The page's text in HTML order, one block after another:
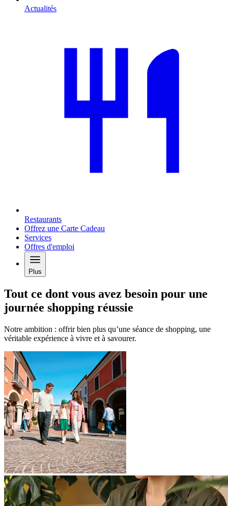
Actualités
Restaurants
Offrez une Carte Cadeau
Services
Offres d'emploi
Plus
Tout ce dont vous avez besoin pour une
journée shopping réussie
Notre ambition : offrir bien plus qu’une séance de shopping, une
véritable expérience à vivre et à savourer.